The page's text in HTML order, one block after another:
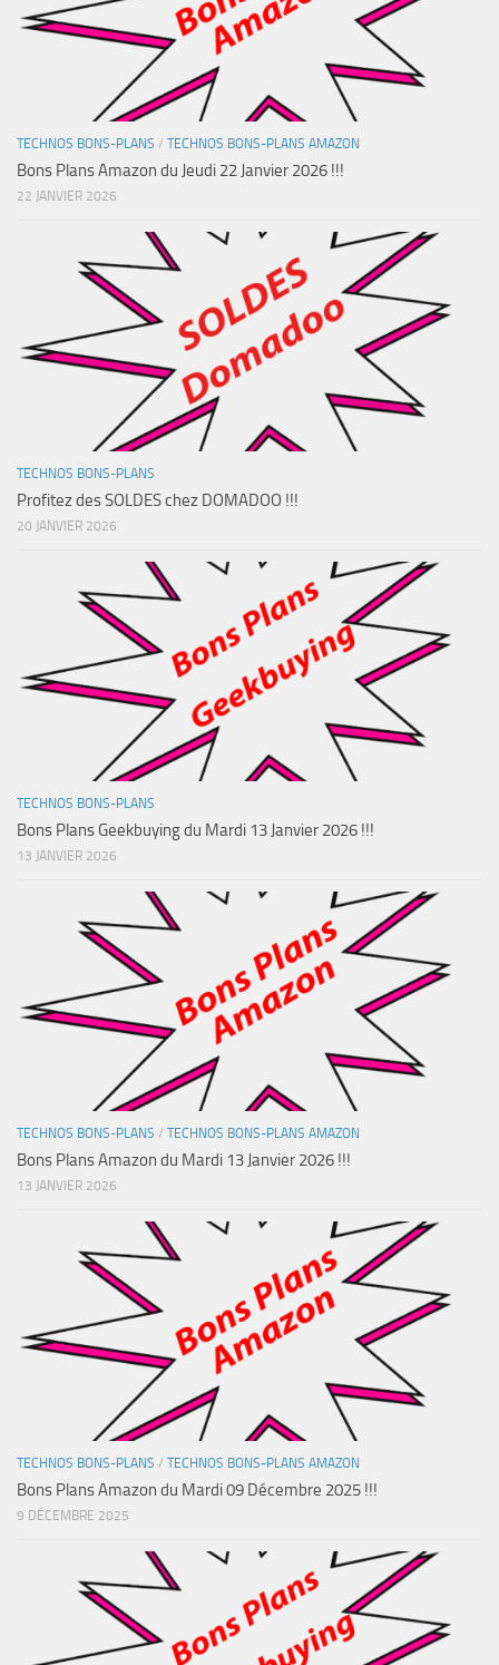
TECHNOS BONS-PLANS / TECHNOS BONS-PLANS AMAZON
Bons Plans Amazon du Jeudi 22 Janvier 2026 !!!
22 JANVIER 2026
TECHNOS BONS-PLANS
Profitez des SOLDES chez DOMADOO !!!
20 JANVIER 2026
TECHNOS BONS-PLANS
Bons Plans Geekbuying du Mardi 13 Janvier 2026 !!!
13 JANVIER 2026
TECHNOS BONS-PLANS / TECHNOS BONS-PLANS AMAZON
Bons Plans Amazon du Mardi 13 Janvier 2026 !!!
13 JANVIER 2026
TECHNOS BONS-PLANS / TECHNOS BONS-PLANS AMAZON
Bons Plans Amazon du Mardi 09 Décembre 2025 !!!
9 DÉCEMBRE 2025